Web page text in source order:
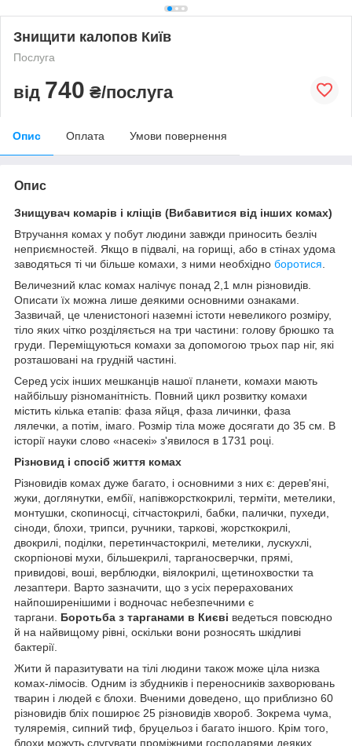
Знищити калопов Київ
Послуга
від 740 ₴/послуга
Опис Оплата Умови повернення
Опис
Знищувач комарів і кліщів (Вибавитися від інших комах)
Втручання комах у побут людини завжди приносить безліч
неприємностей. Якщо в підвалі, на горищі, або в стінах удома
заводяться ті чи більше комахи, з ними необхідно боротися
Величезний клас комах налічує понад 2,1 млн різновидів.
Описати їх можна лише деякими основними ознаками.
Зазвичай, це членистоногі наземні істоти невеликого розміру,
тіло яких чітко розділяється на три частини: голову брюшко та
груди. Переміщуються комахи за допомогою трьох пар ніг, які
розташовані на грудній частині.
Серед усіх інших мешканців нашої планети, комахи мають
найбільшу різноманітність. Повний цикл розвитку комахи
містить кілька етапів: фаза яйця, фаза личинки, фаза
лялечки, а потім, імаго. Розмір тіла може досягати до 35 см. В
історії науки слово «насекі» з'явилося в 1731 році.
Різновид і спосіб життя комах
Різновидів комах дуже багато, і основними з них є: дерев'яні,
жуки, доглянутки, ембії, напівжорсткокрилі, терміти, метелики,
монтушки, скопиносці, сітчастокрилі, бабки, палички, пухеди,
сіноди, блохи, трипси, ручники, таркові, жорсткокрилі,
двокрилі, поділки, перетинчастокрилі, метелики, лускухлі,
скорпіонові мухи, більшекрилі, тарганосверчки, прямі,
привидові, воші, верблюдки, віялокрилі, щетинохвостки та
лезаптери. Варто зазначити, що з усіх перерахованих
найпоширенішими і водночас небезпечними є
таргани. Боротьба з тарганами в Києві ведеться повсюдно
й на найвищому рівні, оскільки вони розносять шкідливі
бактерії.
Жити й паразитувати на тілі людини також може ціла низка
комах-лімосів. Одним із збудників і переносників захворювань
тварин і людей є блохи. Вченими доведено, що приблизно 60
різновидів бліх поширює 25 різновидів хвороб. Зокрема чума,
туляремія, сипний тиф, бруцельоз і багато іншого. Крім того,
блохи можуть слугувати проміжними господарями деяких